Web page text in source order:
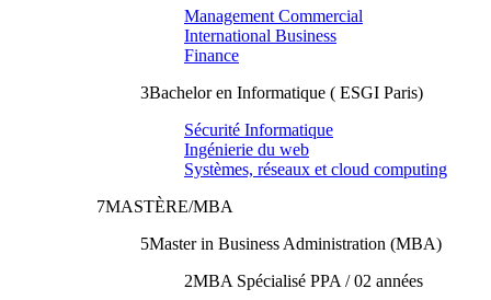
Management Commercial
International Business
Finance
3Bachelor en Informatique ( ESGI Paris)
Sécurité Informatique
Ingénierie du web
Systèmes, réseaux et cloud computing
7MASTÈRE/MBA
5Master in Business Administration (MBA)
2MBA Spécialisé PPA / 02 années